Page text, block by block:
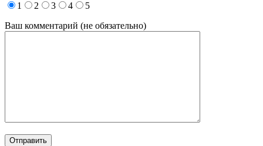
1
2 3 4
5
Ваш комментарий (не обязательно)